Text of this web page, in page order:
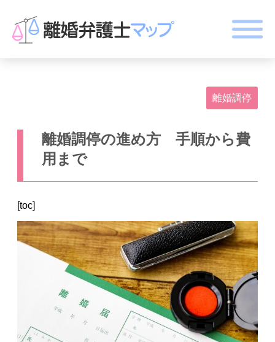
離婚調停
離婚調停の進め方 手順から費
用まで
[toc]